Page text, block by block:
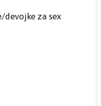
devojke za sex